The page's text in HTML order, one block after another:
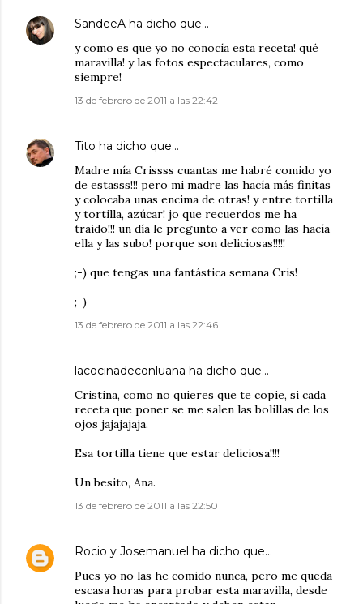
SandeeA ha dicho que…
y como es que yo no conocía esta receta! qué
maravilla! y las fotos espectaculares, como
siempre!
13 de febrero de 2011 a las 22:42
Tito ha dicho que…
Madre mía Crissss cuantas me habré comido yo
de estasss!!! pero mi madre las hacía más finitas
y colocaba unas encima de otras! y entre tortilla
y tortilla, azúcar! jo que recuerdos me ha
traido!!! un día le pregunto a ver como las hacía
ella y las subo! porque son deliciosas!!!!!
;-) que tengas una fantástica semana Cris!
;-)
13 de febrero de 2011 a las 22:46
lacocinadeconluana ha dicho que…
Cristina, como no quieres que te copie, si cada
receta que poner se me salen las bolillas de los
ojos jajajajaja.
Esa tortilla tiene que estar deliciosa!!!!
Un besito, Ana.
13 de febrero de 2011 a las 22:50
Rocio y Josemanuel ha dicho que…
Pues yo no las he comido nunca, pero me queda
escasa horas para probar esta maravilla, desde